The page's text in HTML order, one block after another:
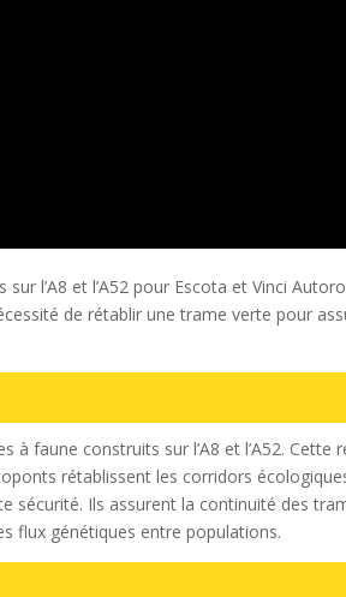
l’A8 et l’A52 pour Escota et Vinci
de rétablir une trame verte pour
faune construits sur l’A8 et l’A52. Cette
rétablissent les corridors
Ils assurent la continuité des
flux génétiques entre populations.